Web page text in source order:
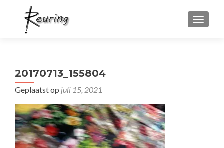
20170713_155804
Geplaatst op juli 15, 2021